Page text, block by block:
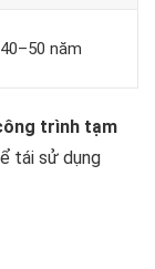
40–50 năm
trình tạm
tái sử dụng